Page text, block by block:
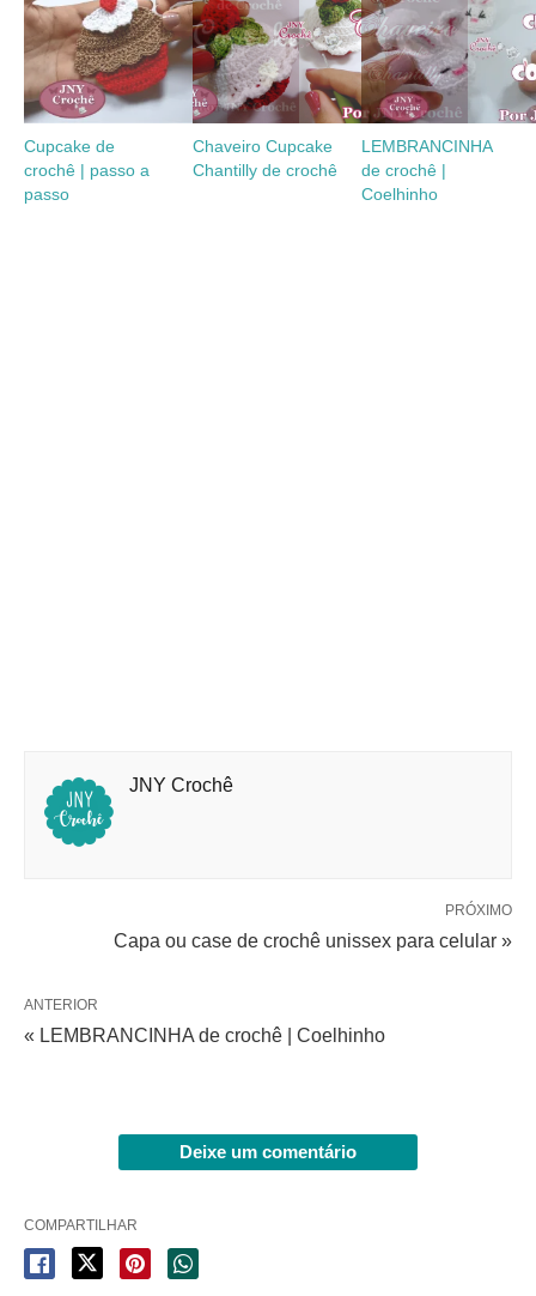
Cupcake de
crochê | passo a
passo
Chaveiro Cupcake
Chantilly de crochê
LEMBRANCINHA
de crochê |
Coelhinho
JNY Crochê
PRÓXIMO
Capa ou case de crochê unissex para celular »
ANTERIOR
« LEMBRANCINHA de crochê | Coelhinho
Deixe um comentário
COMPARTILHAR